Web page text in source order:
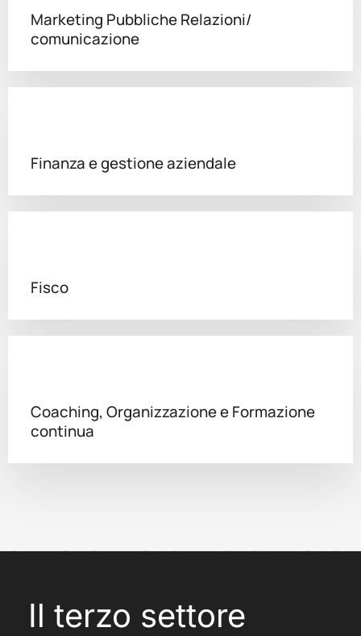
Marketing Pubbliche Relazioni/
comunicazione
Finanza e gestione aziendale
Fisco
Coaching, Organizzazione e Formazione
continua
Il terzo settore